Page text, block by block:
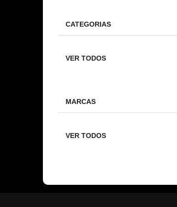
CATEGORIAS
VER TODOS
MARCAS
VER TODOS